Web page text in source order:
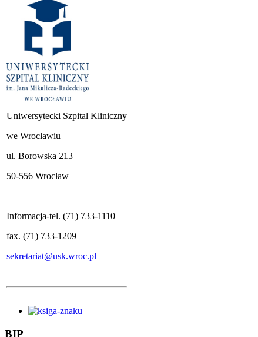
Uniwersytecki Szpital Kliniczny
we Wrocławiu
ul. Borowska 213
50-556 Wrocław
Informacja-tel. (71) 733-1110
fax. (71) 733-1209
sekretariat@usk.wroc.pl
BIP